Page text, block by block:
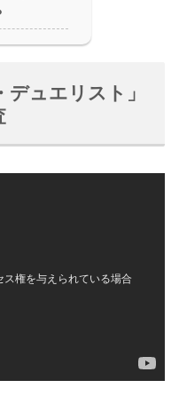
デュエリスト」